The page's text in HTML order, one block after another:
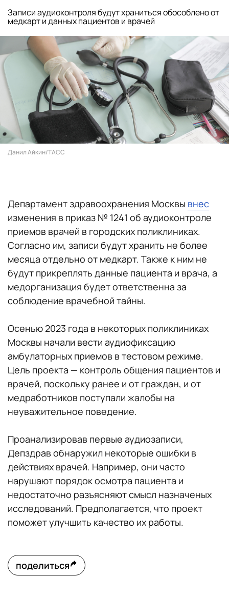
Записи аудиоконтроля будут храниться обособлено от
медкарт и данных пациентов и врачей
Данил Айкин/ТАСС
Департамент здравоохранения Москвы внес
изменения в приказ № 1241 об аудиоконтроле
приемов врачей в городских поликлиниках.
Согласно им, записи будут хранить не более
месяца отдельно от медкарт. Также к ним не
будут прикреплять данные пациента и врача, а
медорганизация будет ответственна за
соблюдение врачебной тайны.
Осенью 2023 года в некоторых поликлиниках
Москвы начали вести аудиофиксацию
амбулаторных приемов в тестовом режиме.
Цель проекта — контроль общения пациентов и
врачей, поскольку ранее и от граждан, и от
медработников поступали жалобы на
неуважительное поведение.
Проанализировав первые аудиозаписи,
Депздрав обнаружил некоторые ошибки в
действиях врачей. Например, они часто
нарушают порядок осмотра пациента и
недостаточно разъясняют смысл назначеных
исследований. Предполагается, что проект
поможет улучшить качество их работы.
поделиться